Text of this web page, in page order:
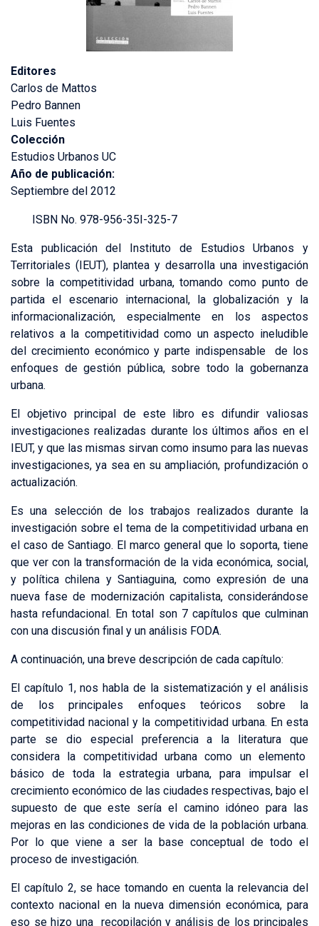
Editores
Carlos de Mattos
Pedro Bannen
Luis Fuentes
Colección
Estudios Urbanos UC
Año de publicación:
Septiembre del 2012
ISBN No. 978-956-35I-325-7
Esta publicación del Instituto de Estudios Urbanos y
Territoriales (IEUT), plantea y desarrolla una investigación
sobre la competitividad urbana, tomando como punto de
partida el escenario internacional, la globalización y la
informacionalización, especialmente en los aspectos
relativos a la competitividad como un aspecto ineludible
del crecimiento económico y parte indispensable de los
enfoques de gestión pública, sobre todo la gobernanza
urbana.
El objetivo principal de este libro es difundir valiosas
investigaciones realizadas durante los últimos años en el
IEUT, y que las mismas sirvan como insumo para las nuevas
investigaciones, ya sea en su ampliación, profundización o
actualización.
Es una selección de los trabajos realizados durante la
investigación sobre el tema de la competitividad urbana en
el caso de Santiago. El marco general que lo soporta, tiene
que ver con la transformación de la vida económica, social,
y política chilena y Santiaguina, como expresión de una
nueva fase de modernización capitalista, considerándose
hasta refundacional. En total son 7 capítulos que culminan
con una discusión final y un análisis FODA.
A continuación, una breve descripción de cada capítulo:
El capítulo 1, nos habla de la sistematización y el análisis
de los principales enfoques teóricos sobre la
competitividad nacional y la competitividad urbana. En esta
parte se dio especial preferencia a la literatura que
considera la competitividad urbana como un elemento
básico de toda la estrategia urbana, para impulsar el
crecimiento económico de las ciudades respectivas, bajo el
supuesto de que este sería el camino idóneo para las
mejoras en las condiciones de vida de la población urbana.
Por lo que viene a ser la base conceptual de todo el
proceso de investigación.
El capítulo 2, se hace tomando en cuenta la relevancia del
contexto nacional en la nueva dimensión económica, para
eso se hizo una recopilación y análisis de los principales